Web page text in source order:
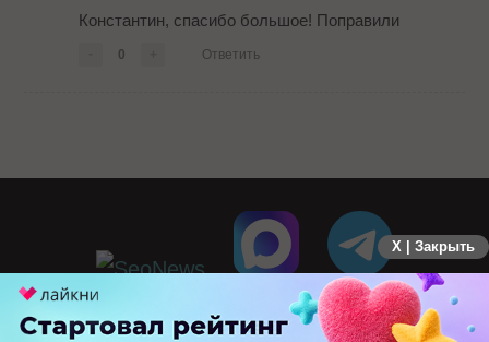
Константин, спасибо большое! Поправили
0 Ответить
X | Закрыть
ПЕРЕЙТИ НА ПОЛНУЮ ВЕРСИЮ